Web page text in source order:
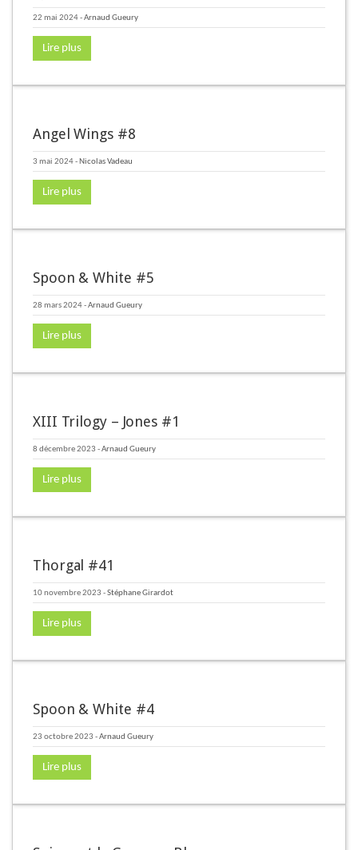
22 mai 2024-Arnaud Gueury
Lire plus
Angel Wings #8
3 mai 2024- Nicolas Vadeau
Lire plus
Spoon & White #5
28 mars 2024-Arnaud Gueury
Lire plus
XIII Trilogy – Jones #1
8 décembre 2023 -Arnaud Gueury
Lire plus
Thorgal #41
10 novembre 2023 -Stéphane Girardot
Lire plus
Spoon & White #4
23 octobre 2023 -Arnaud Gueury
Lire plus